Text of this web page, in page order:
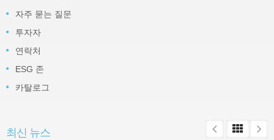
자주 묻는 질문
투자자
연락처
ESG 존
카탈로그
최신 뉴스